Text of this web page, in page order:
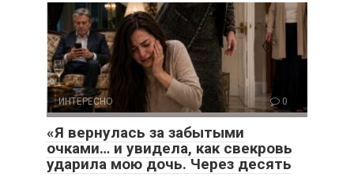
ИНТЕРЕСНО 0
«Я вернулась за забытыми
очками… и увидела, как свекровь
ударила мою дочь. Через десять